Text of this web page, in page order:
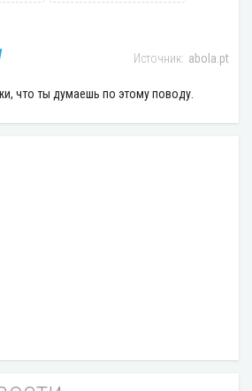
abola.pt
что ты думаешь по этому поводу.